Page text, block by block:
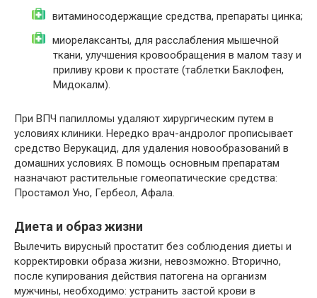
витаминосодержащие средства, препараты цинка;
миорелаксанты, для расслабления мышечной
ткани, улучшения кровообращения в малом тазу и
приливу крови к простате (таблетки Баклофен,
Мидокалм).
При ВПЧ папилломы удаляют хирургическим путем в
условиях клиники. Нередко врач-андролог прописывает
средство Верукацид, для удаления новообразований в
домашних условиях. В помощь основным препаратам
назначают растительные гомеопатические средства:
Простамол Уно, Гербеол, Афала.
Диета и образ жизни
Вылечить вирусный простатит без соблюдения диеты и
корректировки образа жизни, невозможно. Вторично,
после купирования действия патогена на организм
мужчины, необходимо: устранить застой крови в